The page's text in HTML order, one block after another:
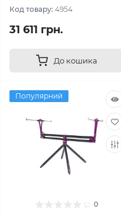
Код товару: 4954
31 611 грн.
До кошика
Популярний
0